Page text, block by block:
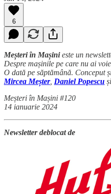
6
Meșteri în Mașinieste un
Despre mașinile pe care nu ai
O dată pe săptămână. Conceput
Mircea Meșter, Daniel Popescu și
Meșteri în Mașini #120
14 ianuarie 2024
Newsletter deblocat de